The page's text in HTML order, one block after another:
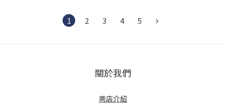
1 2 3 4 5
關於我們
商店介紹